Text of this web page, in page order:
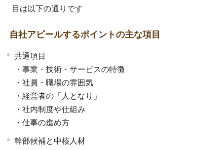
目は以下の通りです
自社アピールするポイントの主な項目
共通項目
・事業・技術・サービスの特徴
・社員・職場の雰囲気
・経営者の「人となり」
・社内制度や仕組み
・仕事の進め方
幹部候補と中核人材